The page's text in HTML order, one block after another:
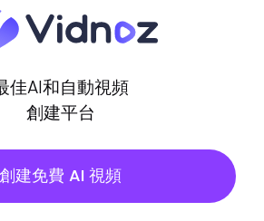
佳AI和自動視頻
創建平台
創建免費 AI 視頻